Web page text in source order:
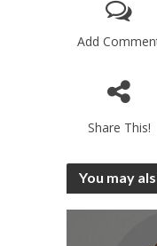
Add
Share This!
You may